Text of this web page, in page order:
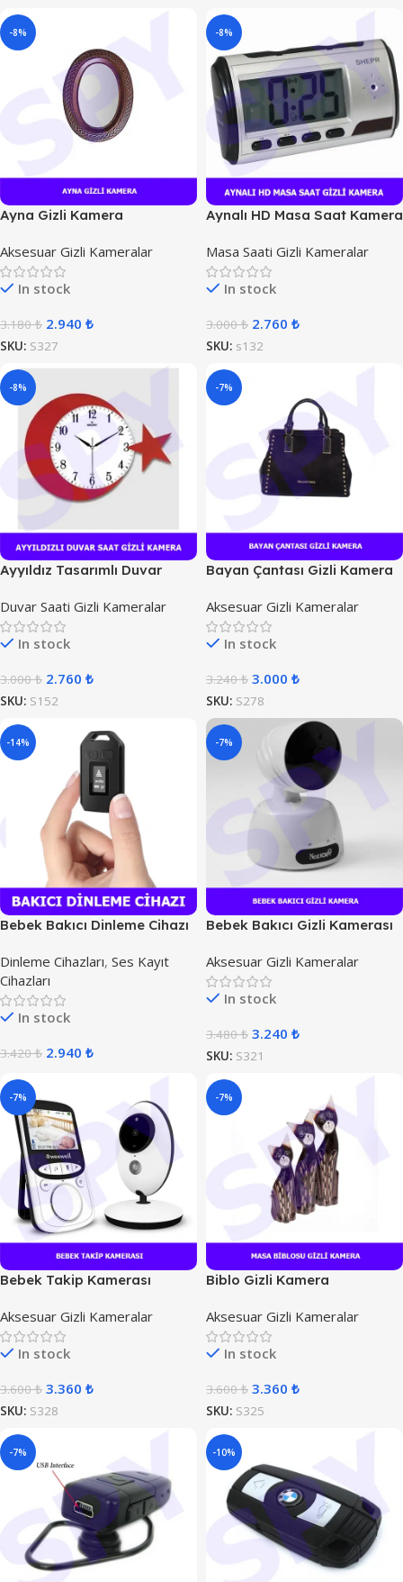
-8%
Ayna Gizli Kamera
Aksesuar Gizli Kameralar
In stock
3.180₺ 2.940 ₺
SKU: S327
-8%
Aynalı HD Masa Saat Kamera
Masa Saati Gizli Kameralar
In stock
3.000₺ 2.760 ₺
SKU: s132
-8%
Ayyıldız Tasarımlı Duvar
Duvar Saati Gizli Kameralar
In stock
3.000₺ 2.760 ₺
SKU: S152
-7%
Bayan Çantası Gizli Kamera
Aksesuar Gizli Kameralar
In stock
3.240₺ 3.000 ₺
SKU: S278
-14%
Bebek Bakıcı Dinleme Cihazı
Dinleme Cihazları, Ses Kayıt
Cihazları
In stock
3.420₺ 2.940 ₺
-7%
Bebek Bakıcı Gizli Kamerası
Aksesuar Gizli Kameralar
In stock
3.480₺ 3.240 ₺
SKU: S321
-7%
Bebek Takip Kamerası
Aksesuar Gizli Kameralar
In stock
3.600₺ 3.360 ₺
SKU: S328
-7%
Biblo Gizli Kamera
Aksesuar Gizli Kameralar
In stock
3.600₺ 3.360 ₺
SKU: S325
-7% -10%